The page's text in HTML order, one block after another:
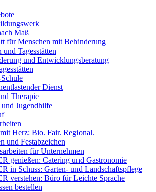
Maß
für Menschen mit Behinderung
und Tagesstätten
und Entwicklungsberatung
Dienst
Therapie
Jugendhilfe
Herz: Bio. Fair. Regional.
und Festabzeichen
für Unternehmen
genießen: Catering und Gastronomie
in Schuss: Garten- und Landschaftspflege
verstehen: Büro für Leichte Sprache
bestellen